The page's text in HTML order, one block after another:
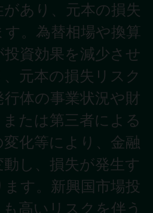
あり、元本の損失
す。為替相場や換算
資効果を減少させ
元本の損失リスク
体の事業状況や財
たは第三者による
化等により、金融
し、損失が発生す
す。新興国市場投
高いリスクを伴う